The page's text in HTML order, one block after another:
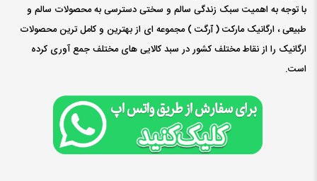
با توجه به اهمیت سبک زندگی سالم و سختی دسترسی به محصولات سالم و
طبیعی ، ارگانیک مارکت ( ٱرگت ) مجموعه ای از بهترین و کامل ترین محصولات
ارگانیک را از نقاط مختلف کشور در سبد کالایی های مختلف جمع آوری کرده
است.